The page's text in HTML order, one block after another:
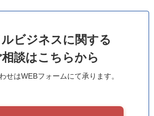
ビジネスに関する
相談はこちらから
せはWEBフォームにて承ります。